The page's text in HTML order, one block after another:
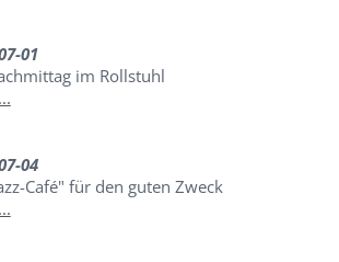
01
im Rollstuhl
04
Café" für den guten Zweck